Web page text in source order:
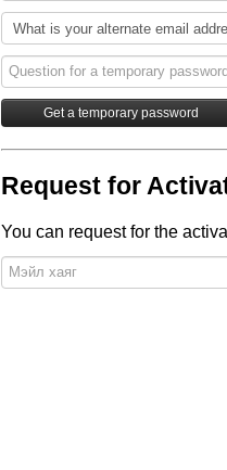
Request for
You can request for the